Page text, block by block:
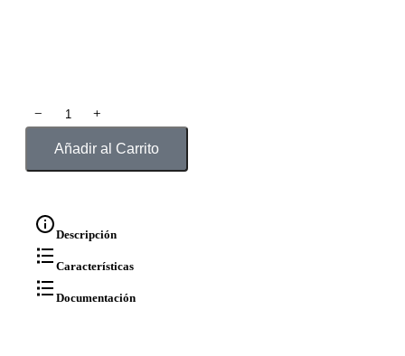
﹣ ﹢
Añadir al Carrito
Descripción
Características
Documentación